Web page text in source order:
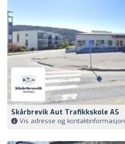
Skårbrevik Aut Trafikkskole AS
Vis adresse og kontaktinformasjon